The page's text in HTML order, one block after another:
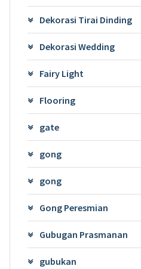
Dekorasi Tirai Dinding
Dekorasi Wedding
Fairy Light
Flooring
gate
gong
gong
Gong Peresmian
Gubugan Prasmanan
gubukan